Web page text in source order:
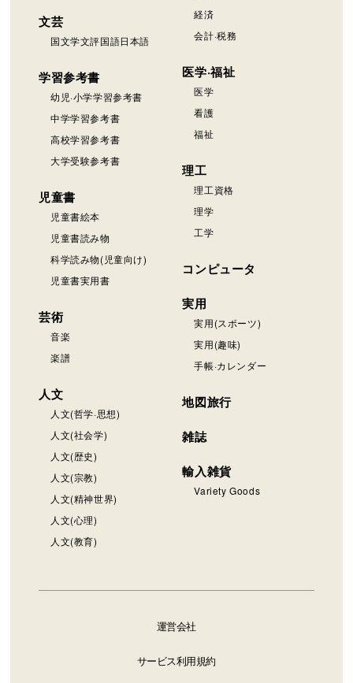
文芸
国文学文評国語日本語
学習参考書
幼児·小学学習参考書
中学学習参考書
高校学習参考書
大学受験参考書
児童書
児童書絵本
児童書読み物
科学読み物(児童向け)
児童書実用書
芸術
音楽
楽譜
人文
人文(哲学·思想)
人文(社会学)
人文(歴史)
人文(宗教)
人文(精神世界)
人文(心理)
人文(教育)
経済
会計·税務
医学·福祉
医学
看護
福祉
理工
理工資格
理学
工学
コンピュータ
実用
実用(スポーツ)
実用(趣味)
手帳·カレンダー
地図旅行
雑誌
輸入雑貨
Variety Goods
運営会社
サービス利用規約